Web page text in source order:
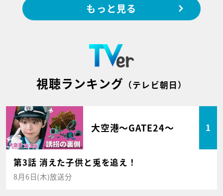
もっと見る
視聴ランキング （テレビ朝日）
大空港～GATE24～ 1
第3話 消えた子供と兎を追え！
8月6日(木)放送分